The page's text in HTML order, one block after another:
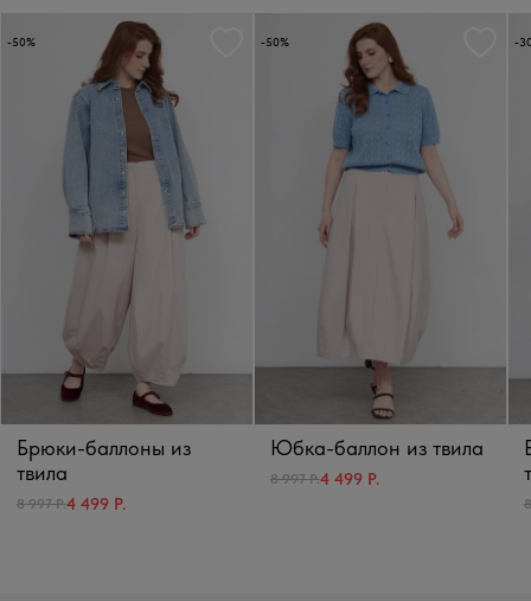
-50%
Брюки-баллоны из
твила
8 997 Р.4 499 Р.
-50%
Юбка-баллон из твила
8 997 Р.4 499 Р.
-